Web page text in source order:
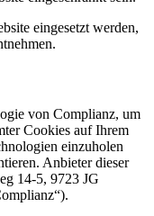
eingesetzt werden,
von Complianz, um
Cookies auf Ihrem
einzuholen
Anbieter dieser
14-5, 9723 JG